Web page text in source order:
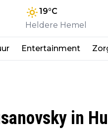
19°C
Heldere Hemel
Entertainment
in